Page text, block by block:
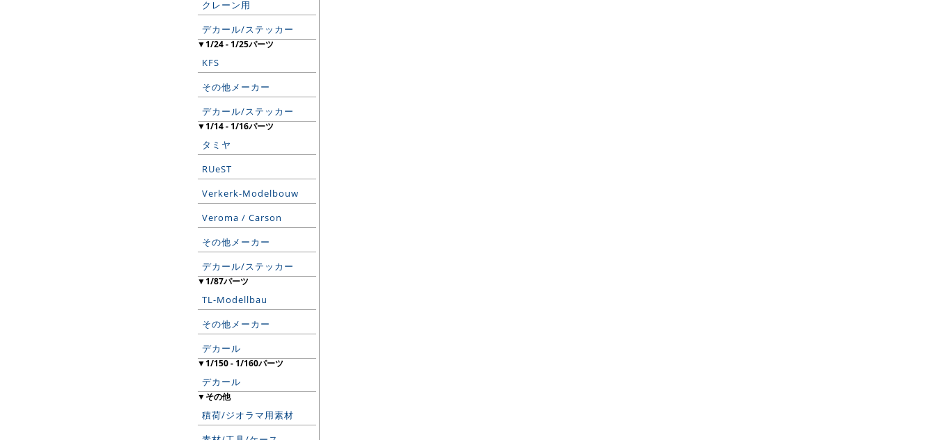
クレーン用
デカール/ステッカー
▼1/24 - 1/25パーツ
KFS
その他メーカー
デカール/ステッカー
▼1/14 - 1/16パーツ
タミヤ
RUeST
Verkerk-Modelbouw
Veroma / Carson
その他メーカー
デカール/ステッカー
▼1/87パーツ
TL-Modellbau
その他メーカー
デカール
▼1/150 - 1/160パーツ
デカール
▼その他
積荷/ジオラマ用素材